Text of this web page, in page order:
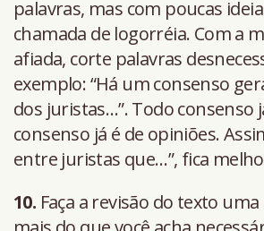
palavras, mas com poucas
chamada de logorréia. Com a
afiada, corte palavras
exemplo: “Há um consenso
dos juristas…”. Todo consenso
consenso já é de opiniões.
entre juristas que…”, fica
10. Faça a revisão do texto